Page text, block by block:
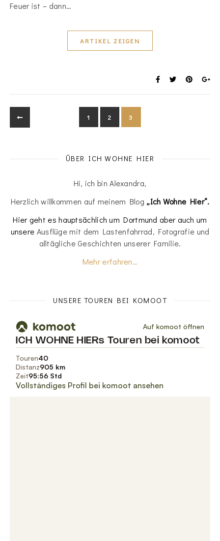
Feuer ist – dann…
ARTIKEL ZEIGEN
1 2 3
ÜBER ICH WOHNE HIER
Hi, ich bin Alexandra,
Herzlich willkommen auf meinem Blog „Ich Wohne Hier“.
Hier geht es hauptsächlich um Dortmund aber auch um
unsere Ausflüge mit dem Lastenfahrrad, Fotografie und
alltägliche Geschichten unserer Familie.
Mehr erfahren…
UNSERE TOUREN BEI KOMOOT